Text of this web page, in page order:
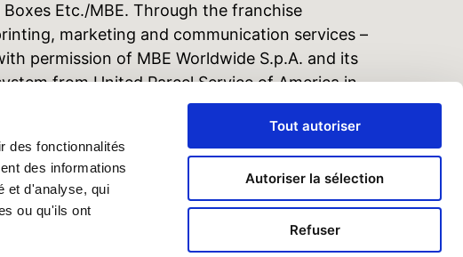
des fonctionnalités
des informations
et d'analyse, qui
ou qu'ils ont
Tout autoriser
Autoriser la sélection
Refuser
Etc./MBE. Through the franchise
marketing and communication services –
permission of MBE Worldwide S.p.A. and its
from United Parcel Service of America in
continue to be owned by UPS). The services
The material available on this website,
be copied, distributed, changed,
prior written authorization of MBE
material available on this Internet site, the
social 249 529,00€ R.E.A. Milan n° 1818225 –